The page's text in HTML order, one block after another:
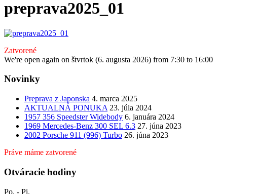
preprava2025_01
Zatvorené
We're open again on štvrtok (6. augusta 2026) from 7:30 to 16:00
Novinky
Preprava z Japonska 4. marca 2025
AKTUALNÁ PONUKA 23. júla 2024
1957 356 Speedster Widebody 6. januára 2024
1969 Mercedes-Benz 300 SEL 6.3 27. júna 2023
2002 Porsche 911 (996) Turbo 26. júna 2023
Práve máme zatvorené
Otváracie hodiny
Po. - Pi.